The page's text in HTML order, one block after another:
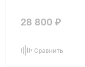
28 800 ₽
Сравнить